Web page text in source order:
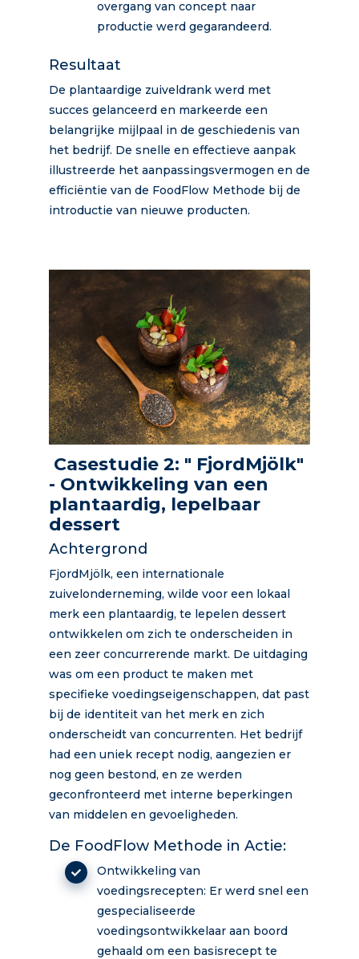
overgang van concept naar
productie werd gegarandeerd.
Resultaat
De plantaardige zuiveldrank werd met
succes gelanceerd en markeerde een
belangrijke mijlpaal in de geschiedenis van
het bedrijf. De snelle en effectieve aanpak
illustreerde het aanpassingsvermogen en de
efficiëntie van de FoodFlow Methode bij de
introductie van nieuwe producten.
Casestudie 2: " FjordMjölk"
- Ontwikkeling van een
plantaardig, lepelbaar
dessert
Achtergrond
FjordMjölk, een internationale
zuivelonderneming, wilde voor een lokaal
merk een plantaardig, te lepelen dessert
ontwikkelen om zich te onderscheiden in
een zeer concurrerende markt. De uitdaging
was om een product te maken met
specifieke voedingseigenschappen, dat past
bij de identiteit van het merk en zich
onderscheidt van concurrenten. Het bedrijf
had een uniek recept nodig, aangezien er
nog geen bestond, en ze werden
geconfronteerd met interne beperkingen
van middelen en gevoeligheden.
De FoodFlow Methode in Actie:
Ontwikkeling van
voedingsrecepten: Er werd snel een
gespecialiseerde
voedingsontwikkelaar aan boord
gehaald om een basisrecept te